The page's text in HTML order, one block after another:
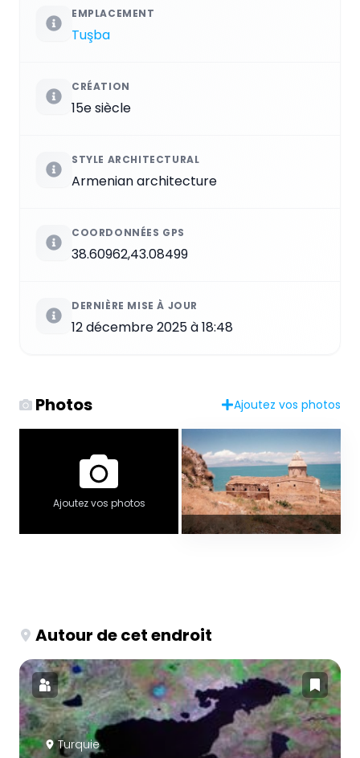
EMPLACEMENT
Tuşba
CRÉATION
15e siècle
STYLE ARCHITECTURAL
Armenian architecture
COORDONNÉES GPS
38.60962,43.08499
DERNIÈRE MISE À JOUR
12 décembre 2025 à 18:48
Photos Ajoutez vos photos
Ajoutez vos photos
Autour de cet endroit
Turquie